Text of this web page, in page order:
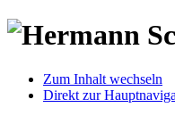
Zum Inhalt wechseln
Direkt zur